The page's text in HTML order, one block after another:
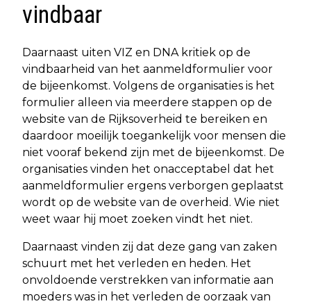
vindbaar
Daarnaast uiten VIZ en DNA kritiek op de
vindbaarheid van het aanmeldformulier voor
de bijeenkomst. Volgens de organisaties is het
formulier alleen via meerdere stappen op de
website van de Rijksoverheid te bereiken en
daardoor moeilijk toegankelijk voor mensen die
niet vooraf bekend zijn met de bijeenkomst. De
organisaties vinden het onacceptabel dat het
aanmeldformulier ergens verborgen geplaatst
wordt op de website van de overheid. Wie niet
weet waar hij moet zoeken vindt het niet.
Daarnaast vinden zij dat deze gang van zaken
schuurt met het verleden en heden. Het
onvoldoende verstrekken van informatie aan
moeders was in het verleden de oorzaak van